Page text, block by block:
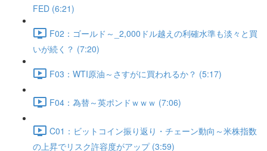
FED (6:21)
F02：ゴールド～_2,000ドル越えの利確水準も淡々と買
いが続く？ (7:20)
F03：WTI原油～さすがに買われるか？ (5:17)
F04：為替～英ポンドｗｗｗ (7:06)
C01：ビットコイン振り返り・チェーン動向～米株指数
の上昇でリスク許容度がアップ (3:59)